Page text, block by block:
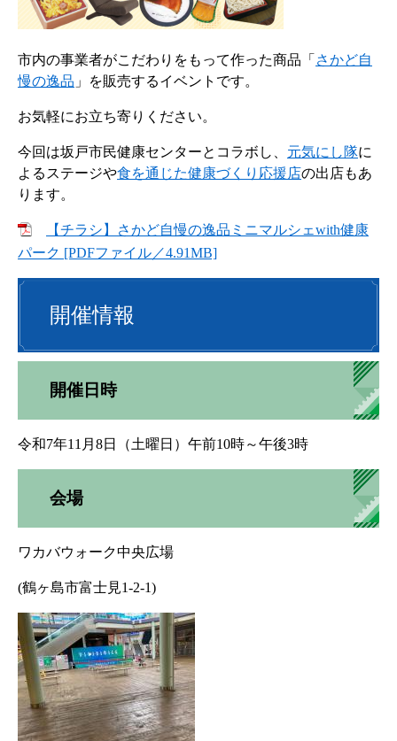
市内の事業者がこだわりをもって作った商品「 さかど自
慢の逸品 」を販売するイベントです。
お気軽にお立ち寄りください。
今回は坂戸市民健康センターとコラボし、 元気にし隊に
よるステージや食を通じた健康づくり応援店の出店もあ
ります。
【チラシ】さかど自慢の逸品ミニマルシェwith健康
パーク [PDFファイル／4.91MB]
開催情報
開催日時
令和7年11月8日（土曜日）午前10時～午後3時
会場
ワカバウォーク中央広場
(鶴ヶ島市富士見1-2-1)